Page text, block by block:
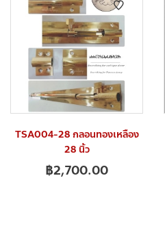
TSA004-28 กลอนทองเหลือง
28 นิ้ว
฿2,700.00